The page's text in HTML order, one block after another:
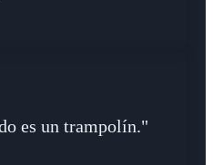
es un trampolín."